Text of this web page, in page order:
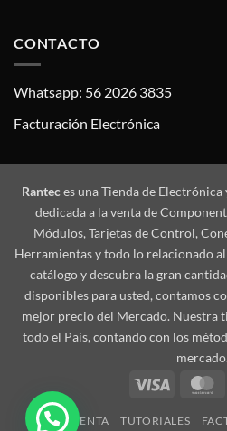
CONTACTO
Whatsapp: 56 2026 3835
Facturación Electrónica
Ranteces una Tienda de
dedicada a la venta de
Módulos, Tarjetas de Control,
Herramientas y todo lo relacionado
catálogo y descubra la gran
disponibles para usted, contamos
mejor precio del Mercado. Nuestra
todo el País, contando con los
mercado.
Visa
MI CUENTA TUTORIALES